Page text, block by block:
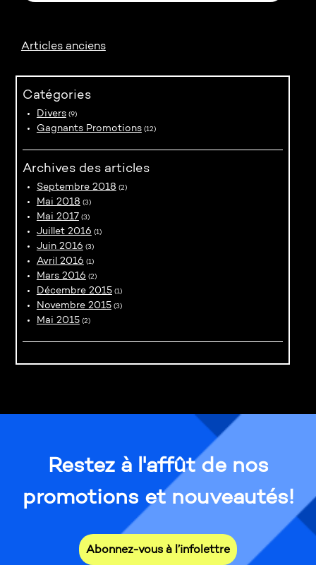
Articles anciens
Catégories
Divers(9)
Gagnants Promotions(12)
Archives des articles
Septembre 2018 (2)
Mai 2018 (3)
Mai 2017 (3)
Juillet 2016 (1)
Juin 2016 (3)
Avril 2016 (1)
Mars 2016 (2)
Décembre 2015(1)
Novembre 2015(3)
Mai 2015(2)
Restez à l'affût de nos
promotions et nouveautés!
Abonnez-vous à l’infolettre